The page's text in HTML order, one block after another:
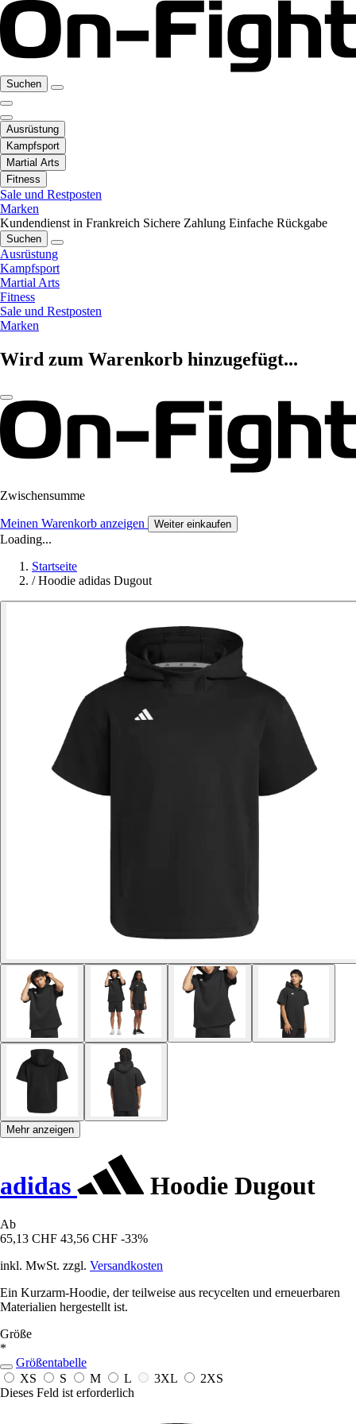
Suchen
Ausrüstung
Kampfsport
Martial Arts
Fitness
Sale und Restposten
Marken
Kundendienst in Frankreich Sichere Zahlung Einfache Rückgabe
Suchen
Ausrüstung
Kampfsport
Martial Arts
Fitness
Sale und Restposten
Marken
Wird zum Warenkorb hinzugefügt...
Zwischensumme
Meinen Warenkorb anzeigen Weiter einkaufen
Loading...
Startseite
/ Hoodie adidas Dugout
Mehr anzeigen
adidas Hoodie Dugout
Ab
65,13 CHF 43,56 CHF -33%
inkl. MwSt. zzgl. Versandkosten
Ein Kurzarm-Hoodie, der teilweise aus recycelten und erneuerbaren
Materialien hergestellt ist.
Größe
*
Größentabelle
XS
S M L 3XL
2XS
Dieses Feld ist erforderlich